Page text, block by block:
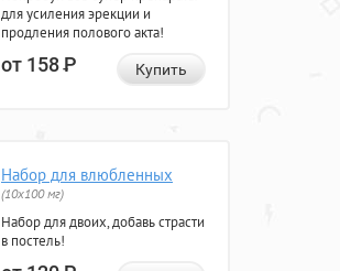
для усиления эрекции и
продления полового акта!
от 158Р Купить
Набор для влюбленных
(10х100 мг)
Набор для двоих, добавь страсти
в постель!